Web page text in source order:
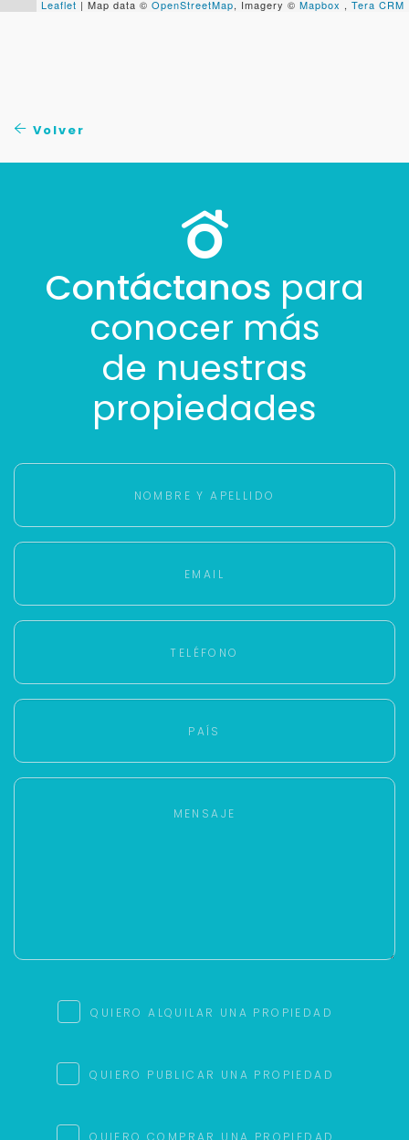
Leaflet | Map data © OpenStreetMap, Imagery © Mapbox , Tera CRM
Volver
Contáctanos para
conocer más
de nuestras
propiedades
QUIERO ALQUILAR UNA PROPIEDAD
QUIERO PUBLICAR UNA PROPIEDAD
QUIERO COMPRAR UNA PROPIEDAD
Continuar por WhatsApp
Cancelar
Buscamos darte la mejor experiencia.
Con estos datos podemos responderte mejor y